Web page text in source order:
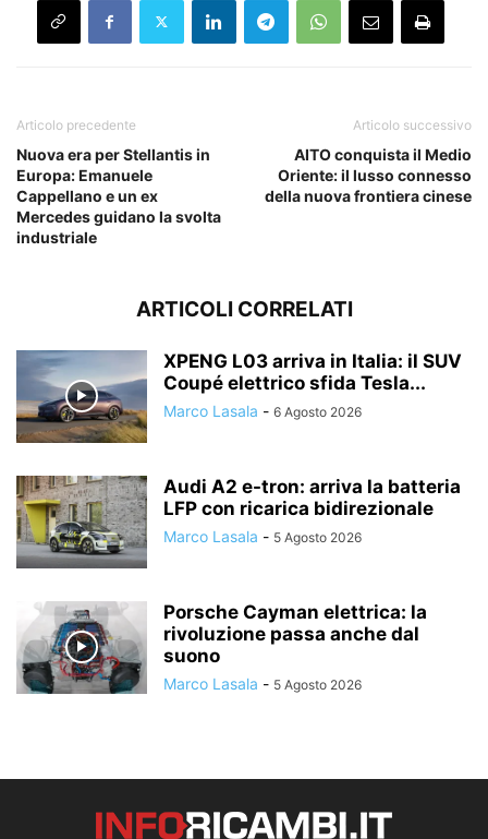
Articolo precedente
Nuova era per Stellantis in
Europa: Emanuele
Cappellano e un ex
Mercedes guidano la svolta
industriale
Articolo successivo
AITO conquista il Medio
Oriente: il lusso connesso
della nuova frontiera cinese
ARTICOLI CORRELATI
XPENG L03 arriva in Italia: il SUV
Coupé elettrico sfida Tesla...
Marco Lasala - 6 Agosto 2026
Audi A2 e-tron: arriva la batteria
LFP con ricarica bidirezionale
Marco Lasala - 5 Agosto 2026
Porsche Cayman elettrica: la
rivoluzione passa anche dal
suono
Marco Lasala - 5 Agosto 2026